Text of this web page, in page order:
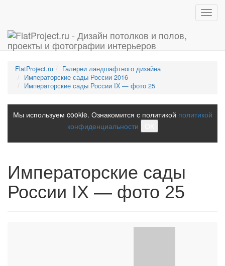
FlatProject.ru
Галереи ландшафтного дизайна
Императорские сады России 2016
Императорские сады России IX — фото 25
Мы используем cookie. Ознакомится с политикой политикой
конфиденциальности
Императорские сады
России IX — фото 25